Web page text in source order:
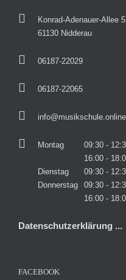
Konrad-Adenauer-Allee
61130 Nidderau
06187-22029
06187-22065
info@musikschule.online
Montag
09:30 -
16:00 -
Dienstag
09:30 -
Donnerstag
09:30 -
16:00 -
Datenschutzerklärung ...
FACEBOOK